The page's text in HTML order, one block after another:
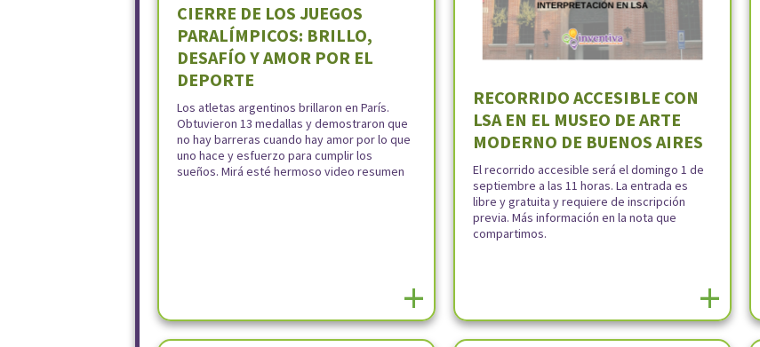
CIERRE DE LOS JUEGOS
PARALÍMPICOS: BRILLO,
DESAFÍO Y AMOR POR EL
DEPORTE
Los atletas argentinos brillaron en París.
Obtuvieron 13 medallas y demostraron que
no hay barreras cuando hay amor por lo que
uno hace y esfuerzo para cumplir los
sueños. Mirá esté hermoso video resumen
+
RECORRIDO ACCESIBLE CON
LSA EN EL MUSEO DE ARTE
MODERNO DE BUENOS AIRES
El recorrido accesible será el domingo 1 de
septiembre a las 11 horas. La entrada es
libre y gratuita y requiere de inscripción
previa. Más información en la nota que
compartimos.
+